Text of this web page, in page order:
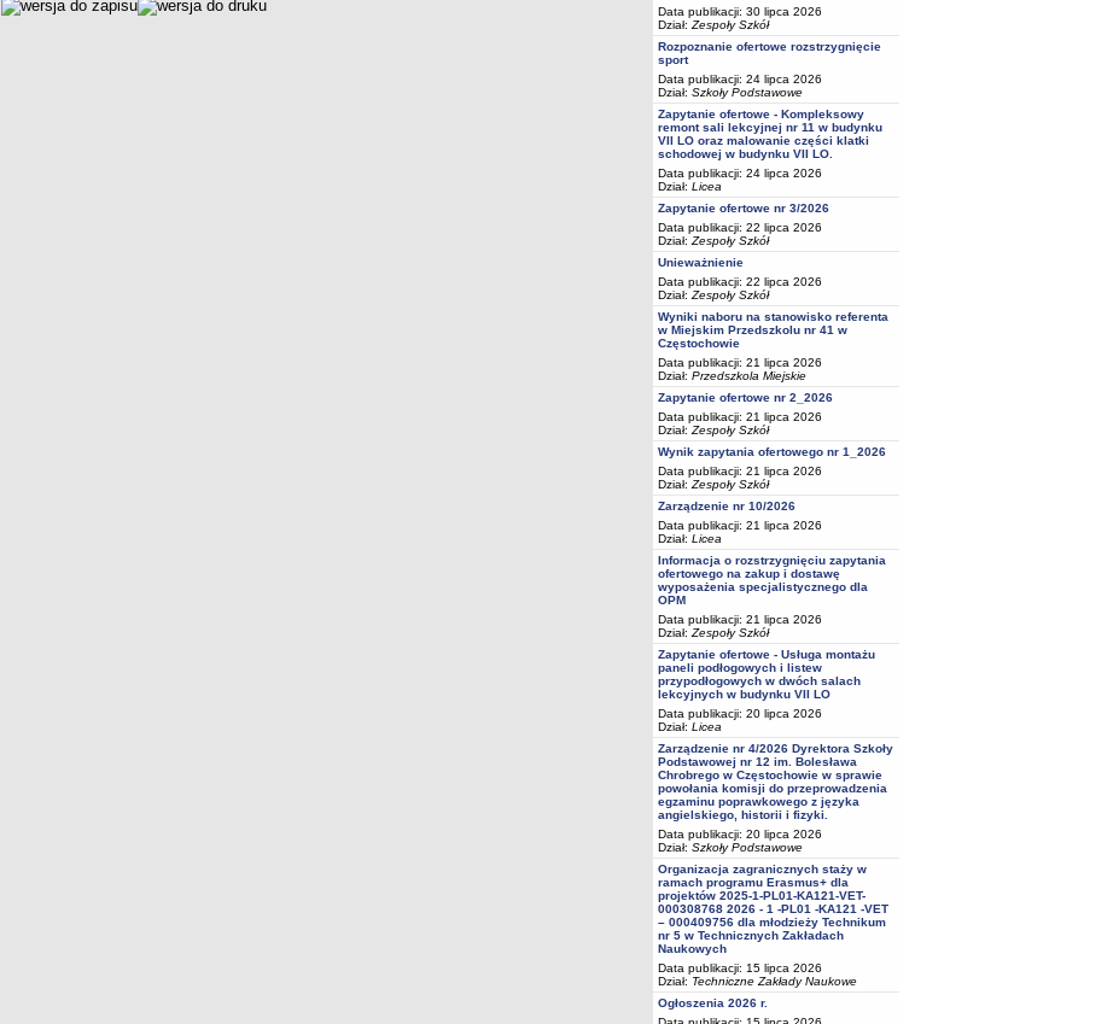
Data publikacji: 30 lipca 2026
Dział: Zespoły Szkół
Rozpoznanie ofertowe rozstrzygnięcie
sport
Data publikacji: 24 lipca 2026
Dział: Szkoły Podstawowe
Zapytanie ofertowe - Kompleksowy
remont sali lekcyjnej nr 11 w budynku
VII LO oraz malowanie części klatki
schodowej w budynku VII LO.
Data publikacji: 24 lipca 2026
Dział: Licea
Zapytanie ofertowe nr 3/2026
Data publikacji: 22 lipca 2026
Dział: Zespoły Szkół
Unieważnienie
Data publikacji: 22 lipca 2026
Dział: Zespoły Szkół
Wyniki naboru na stanowisko referenta
w Miejskim Przedszkolu nr 41 w
Częstochowie
Data publikacji: 21 lipca 2026
Dział: Przedszkola Miejskie
Zapytanie ofertowe nr 2_2026
Data publikacji: 21 lipca 2026
Dział: Zespoły Szkół
Wynik zapytania ofertowego nr 1_2026
Data publikacji: 21 lipca 2026
Dział: Zespoły Szkół
Zarządzenie nr 10/2026
Data publikacji: 21 lipca 2026
Dział: Licea
Informacja o rozstrzygnięciu zapytania
ofertowego na zakup i dostawę
wyposażenia specjalistycznego dla
OPM
Data publikacji: 21 lipca 2026
Dział: Zespoły Szkół
Zapytanie ofertowe - Usługa montażu
paneli podłogowych i listew
przypodłogowych w dwóch salach
lekcyjnych w budynku VII LO
Data publikacji: 20 lipca 2026
Dział: Licea
Zarządzenie nr 4/2026 Dyrektora Szkoły
Podstawowej nr 12 im. Bolesława
Chrobrego w Częstochowie w sprawie
powołania komisji do przeprowadzenia
egzaminu poprawkowego z języka
angielskiego, historii i fizyki.
Data publikacji: 20 lipca 2026
Dział: Szkoły Podstawowe
Organizacja zagranicznych staży w
ramach programu Erasmus+ dla
projektów 2025-1-PL01-KA121-VET-
000308768 2026 - 1 -PL01 -KA121 -VET
– 000409756 dla młodzieży Technikum
nr 5 w Technicznych Zakładach
Naukowych
Data publikacji: 15 lipca 2026
Dział: Techniczne Zakłady Naukowe
Ogłoszenia 2026 r.